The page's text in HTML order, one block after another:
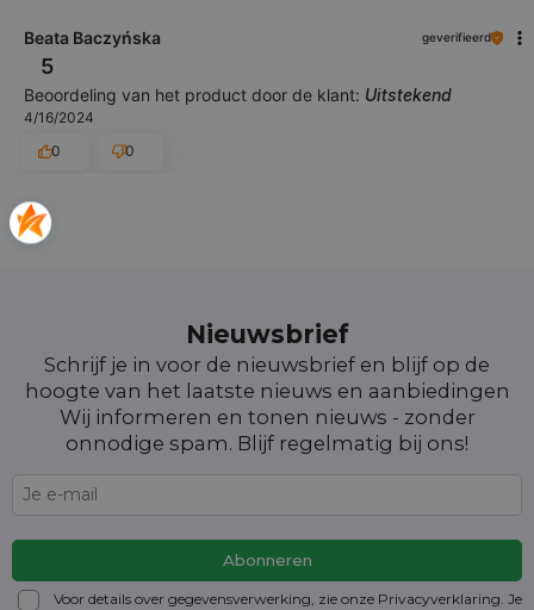
Beata Baczyńska geverifieerd
5
Beoordeling van het product door de klant: Uitstekend
4/16/2024
0
0
Nieuwsbrief
Schrijf je in voor de nieuwsbrief en blijf op de
hoogte van het laatste nieuws en aanbiedingen
Wij informeren en tonen nieuws - zonder
onnodige spam. Blijf regelmatig bij ons!
Voor details over gegevensverwerking, zie onze Privacyverklaring. Je